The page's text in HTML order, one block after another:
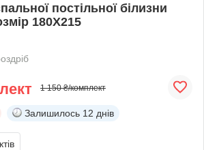
постільної білизни
180Х215
1 150 ₴/комплект
Залишилось 12 днів